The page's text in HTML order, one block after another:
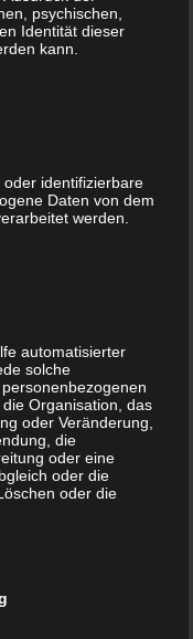
können
hart genug
dass Sie
Sie jemand
Ihre Leistungen
zweifelt
zu sein, wenn
psychischen,
Identität dieser
kann.
identifizierbare
Daten von dem
werden.
automatisierter
solche
Organisation, das
oder Veränderung,
die
oder eine
oder die
oder die